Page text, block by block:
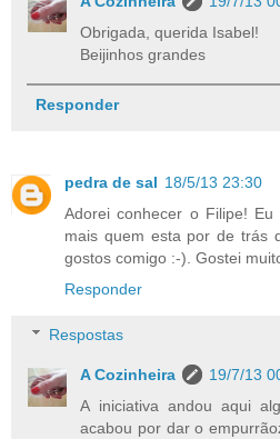
Obrigada, querida Isabel!
Beijinhos grandes
Responder
pedra de sal 18/5/13 23:30
Adorei conhecer o Filipe!
mais quem esta por de trás
gostos comigo :-). Gostei
Responder
Respostas
A Cozinheira
19/7/13
A iniciativa andou aqui
acabou por dar o